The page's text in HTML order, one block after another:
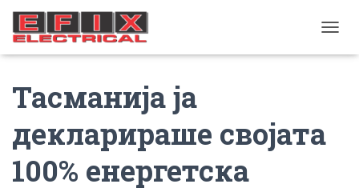
Тасманија ја
декларираше својата
100% енергетска